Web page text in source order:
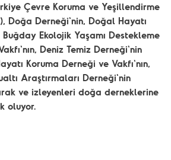
Çevre Koruma ve Yeşillendirme
Doğa Derneği'nin, Doğal Hayatı
Ekolojik Yaşamı Destekleme
Deniz Temiz Derneği'nin
Koruma Derneği ve Vakfı'nın,
Araştırmaları Derneği'nin
ve izleyenleri doğa derneklerine
oluyor.